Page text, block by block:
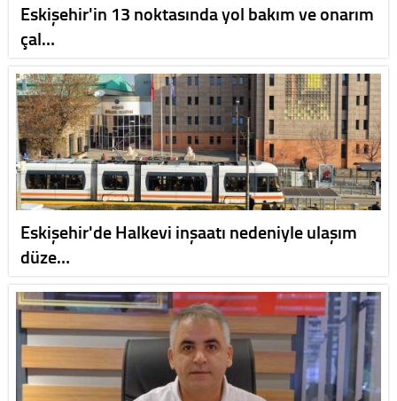
Eskişehir'in 13 noktasında yol bakım ve onarım
çal…
Eskişehir'de Halkevi inşaatı nedeniyle ulaşım
düze…